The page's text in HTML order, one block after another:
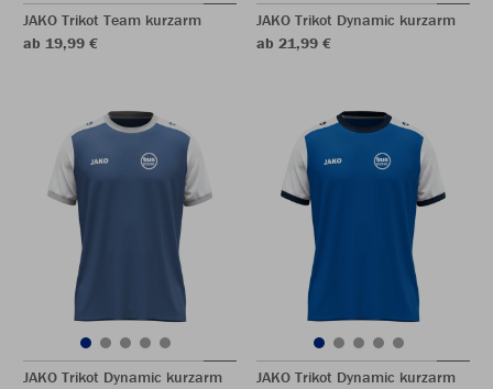
JAKO Trikot Team kurzarm
ab 19,99 €
JAKO Trikot Dynamic kurzarm
ab 21,99 €
JAKO Trikot Dynamic kurzarm
JAKO Trikot Dynamic kurzarm